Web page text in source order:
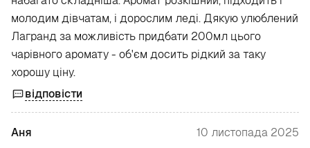
молодим дівчатам, і дорослим леді. Дякую улюблений
Лагранд за можливість придбати 200мл цього
чарівного аромату - об'єм досить рідкий за таку
хорошу ціну.
відповісти
Аня
10 листопада 2025